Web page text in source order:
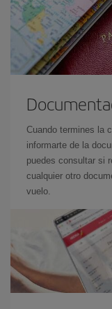
Cuando termines la
informarte de la
puedes consultar si
cualquier otro
vuelo.